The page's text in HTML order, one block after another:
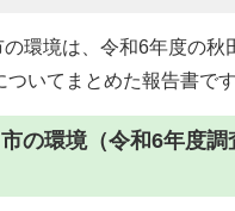
環境は、令和6年度の秋
いてまとめた報告書です
の環境（令和6年度調